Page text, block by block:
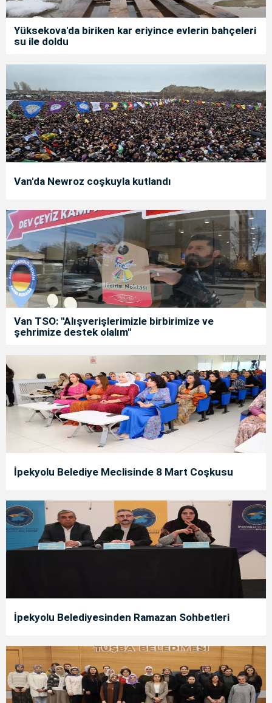
Yüksekova'da biriken kar eriyince evlerin bahçeleri
su ile doldu
Van'da Newroz coşkuyla kutlandı
Van TSO: "Alışverişlerimizle birbirimize ve
şehrimize destek olalım"
İpekyolu Belediye Meclisinde 8 Mart Coşkusu
İpekyolu Belediyesinden Ramazan Sohbetleri